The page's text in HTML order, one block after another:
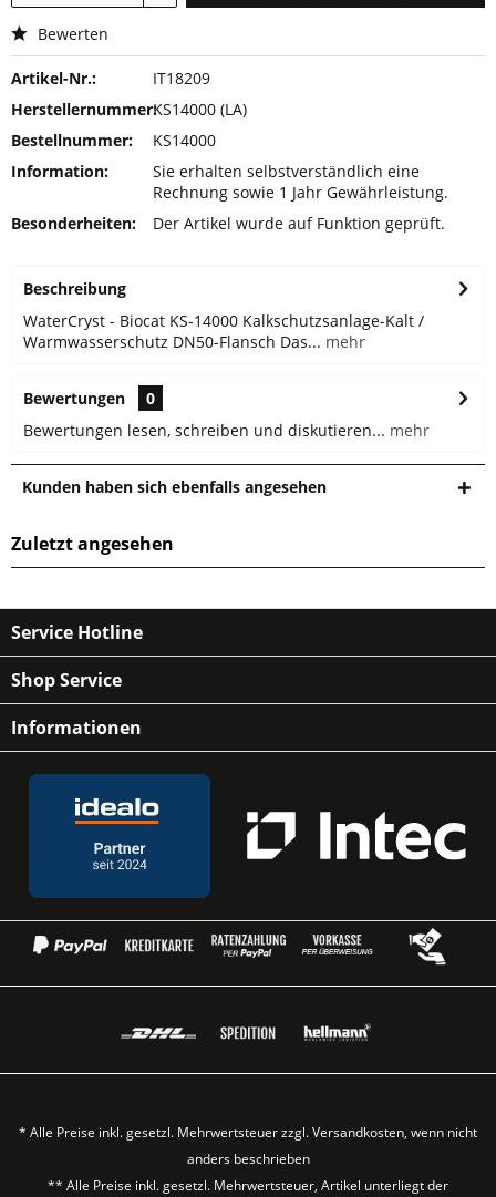
Bewerten
Artikel-Nr.:
IT18209
Herstellernummer:KS14000 (LA)
Bestellnummer:
KS14000
Information:
Sie erhalten selbstverständlich eine
Rechnung sowie 1 Jahr Gewährleistung.
Besonderheiten:
Der Artikel wurde auf Funktion geprüft.
Beschreibung
WaterCryst - Biocat KS-14000 Kalkschutzsanlage-Kalt /
Warmwasserschutz DN50-Flansch Das... mehr
Bewertungen
0
Bewertungen lesen, schreiben und diskutieren... mehr
Kunden haben sich ebenfalls angesehen
Zuletzt angesehen
Service Hotline
Shop Service
Informationen
* Alle Preise inkl. gesetzl. Mehrwertsteuer zzgl.Versandkosten, wenn nicht
anders beschrieben
** Alle Preise inkl. gesetzl. Mehrwertsteuer, Artikel unterliegt der